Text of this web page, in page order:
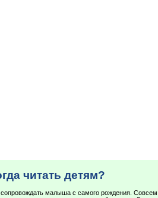
читать детям?
малыша с самого рождения.